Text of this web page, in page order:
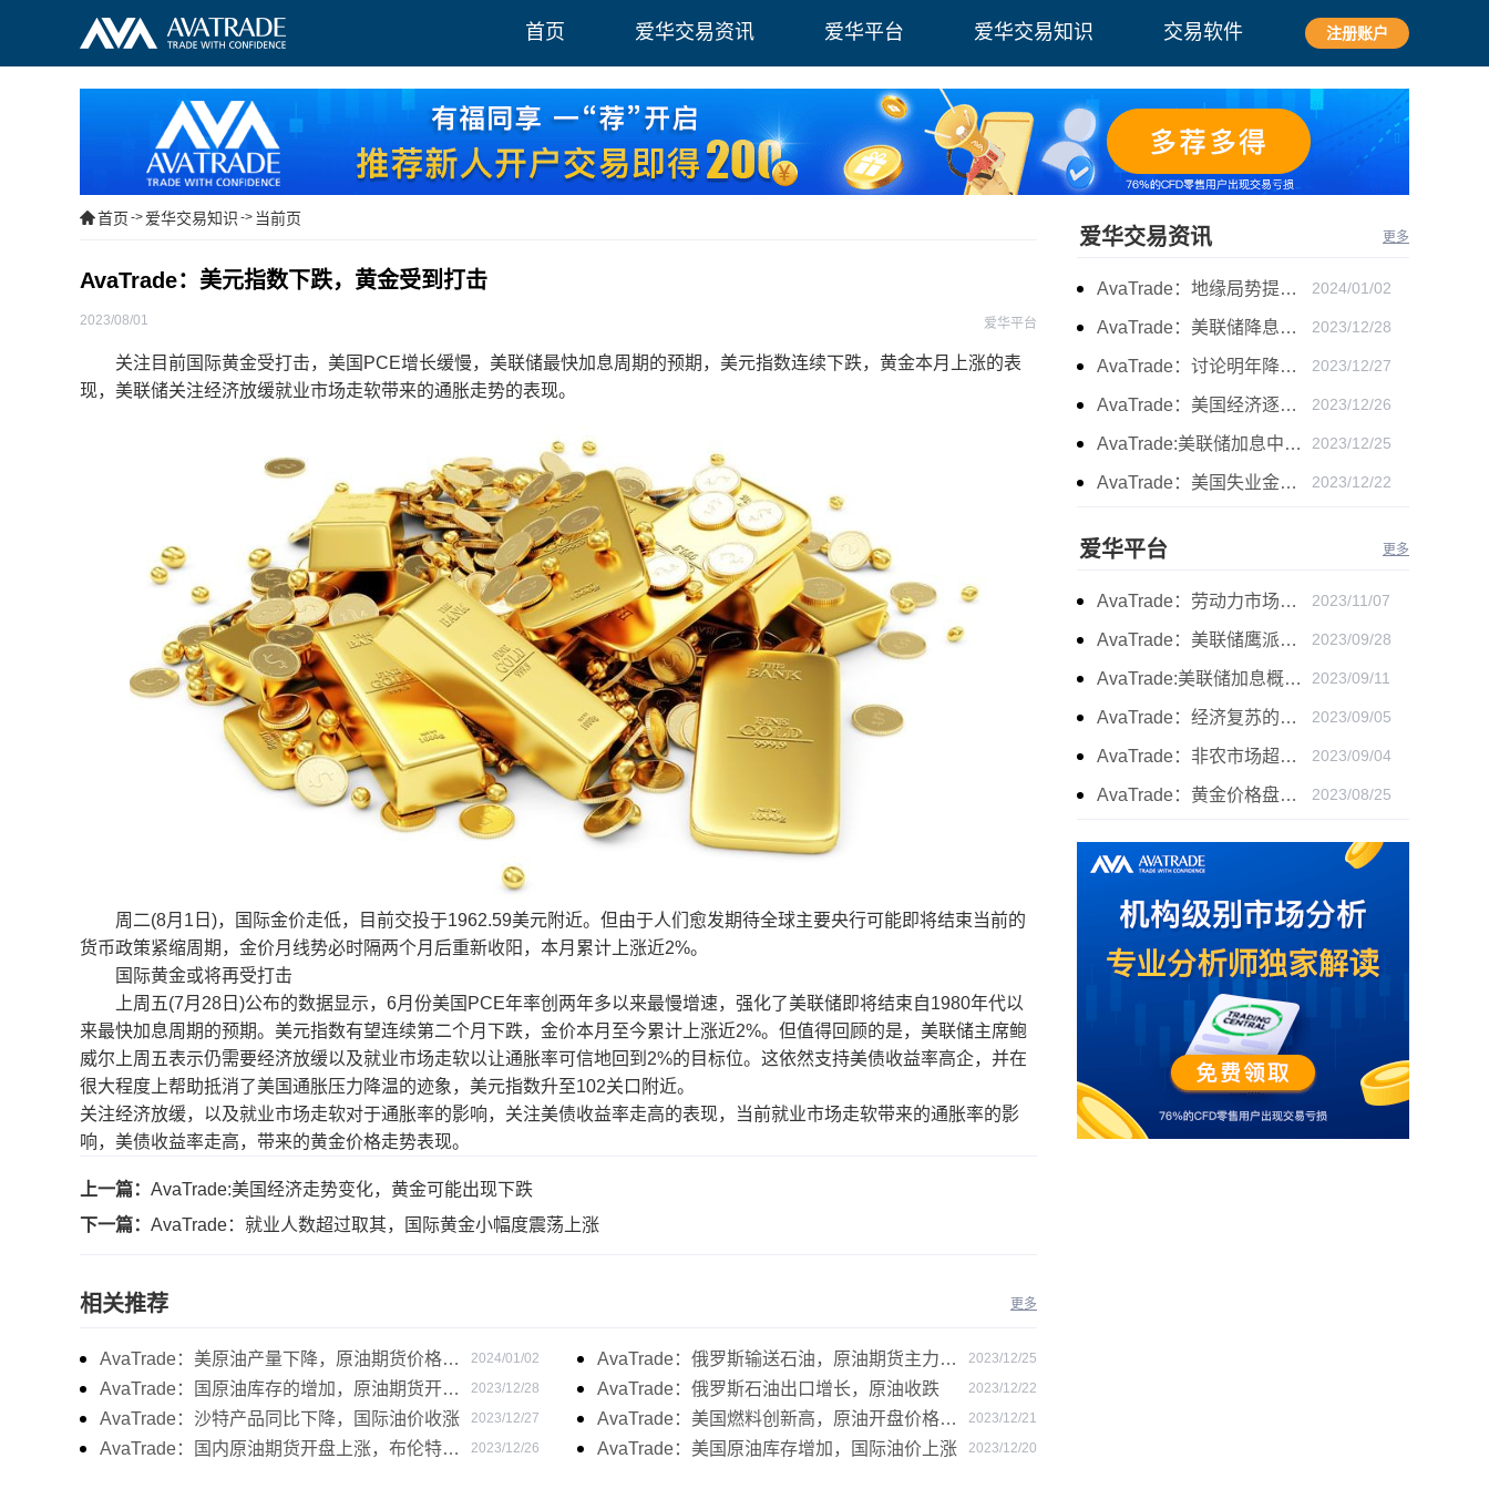
首页 爱华交易资讯 爱华平台 爱华交易知识 交易软件 注册账户
首页 -> 爱华交易知识 -> 当前页
AvaTrade：美元指数下跌，黄金受到打击
2023/08/01 爱华平台
关注目前国际黄金受打击，美国PCE增长缓慢，美联储最快加息周期的预期，美元指数连续下跌，黄金本月上涨的表
现，美联储关注经济放缓就业市场走软带来的通胀走势的表现。
周二(8月1日)，国际金价走低，目前交投于1962.59美元附近。但由于人们愈发期待全球主要央行可能即将结束当前的
货币政策紧缩周期，金价月线势必时隔两个月后重新收阳，本月累计上涨近2%。
国际黄金或将再受打击
上周五(7月28日)公布的数据显示，6月份美国PCE年率创两年多以来最慢增速，强化了美联储即将结束自1980年代以
来最快加息周期的预期。美元指数有望连续第二个月下跌，金价本月至今累计上涨近2%。但值得回顾的是，美联储主席鲍
威尔上周五表示仍需要经济放缓以及就业市场走软以让通胀率可信地回到2%的目标位。这依然支持美债收益率高企，并在
很大程度上帮助抵消了美国通胀压力降温的迹象，美元指数升至102关口附近。
关注经济放缓，以及就业市场走软对于通胀率的影响，关注美债收益率走高的表现，当前就业市场走软带来的通胀率的影
响，美债收益率走高，带来的黄金价格走势表现。
上一篇： AvaTrade:美国经济走势变化，黄金可能出现下跌
下一篇： AvaTrade：就业人数超过取其，国际黄金小幅度震荡上涨
相关推荐 更多
AvaTrade：美原油产量下降，原油期货价格下
跌
2024/01/02
AvaTrade：国原油库存的增加，原油期货开盘
价格上涨
2023/12/28
AvaTrade：沙特产品同比下降，国际油价收涨 2023/12/27
AvaTrade：国内原油期货开盘上涨，布伦特原
2023/12/26
AvaTrade：俄罗斯输送石油，原油期货主力合
约价格下跌
2023/12/25
AvaTrade：俄罗斯石油出口增长，原油收跌 2023/12/22
AvaTrade：美国燃料创新高，原油开盘价格上
涨
2023/12/21
AvaTrade：美国原油库存增加，国际油价上涨 2023/12/20
爱华交易资讯 更多
AvaTrade：地缘局势提供避险支撑，现货黄金持续看涨 2024/01/02
AvaTrade：美联储降息叠加美元走软，黄金维持震荡 2023/12/28
AvaTrade：讨论明年降息可能性，鲍威尔言论影响黄金 2023/12/27
AvaTrade：美国经济逐步放缓，现货黄金上涨 2023/12/26
AvaTrade:美联储加息中，黄金强势拉升震荡 2023/12/25
AvaTrade：美国失业金人数的表现，现货黄金持续高位震荡 2023/12/22
爱华平台 更多
AvaTrade：劳动力市场宽松，黄金下跌 2023/11/07
AvaTrade：美联储鹰派言论，黄金价格小幅度波动 2023/09/28
AvaTrade:美联储加息概率上升，黄金震荡短期压力 2023/09/11
AvaTrade：经济复苏的刺激下，黄金保持震荡继续走跌 2023/09/05
AvaTrade：非农市场超过预期，黄金价格震荡 2023/09/04
AvaTrade：黄金价格盘内开启窄幅慢跌行情 2023/08/25